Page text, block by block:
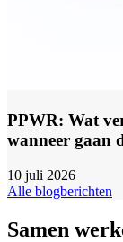
PPWR: Wat
wanneer gaan
10 juli 2026
Alle blogberichten
Samen